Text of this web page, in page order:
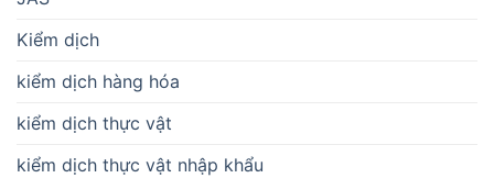
Kiểm dịch
kiểm dịch hàng hóa
kiểm dịch thực vật
kiểm dịch thực vật nhập khẩu